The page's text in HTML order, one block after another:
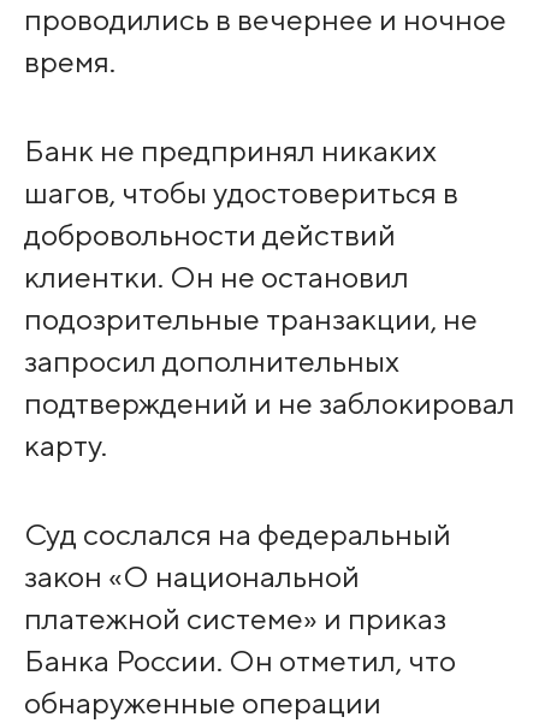
проводились в вечернее и ночное
время.
Банк не предпринял никаких
шагов, чтобы удостовериться в
добровольности действий
клиентки. Он не остановил
подозрительные транзакции, не
запросил дополнительных
подтверждений и не заблокировал
карту.
Суд сослался на федеральный
закон «О национальной
платежной системе» и приказ
Банка России. Он отметил, что
обнаруженные операции